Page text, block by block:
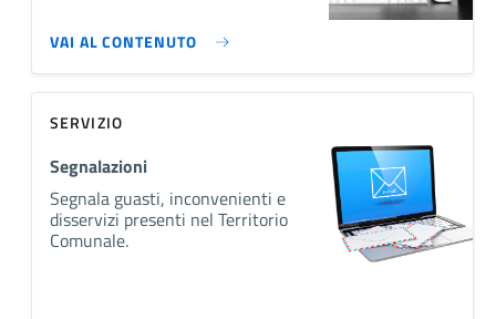
VAI AL CONTENUTO
SERVIZIO
Segnalazioni
Segnala guasti, inconvenienti e
disservizi presenti nel Territorio
Comunale.